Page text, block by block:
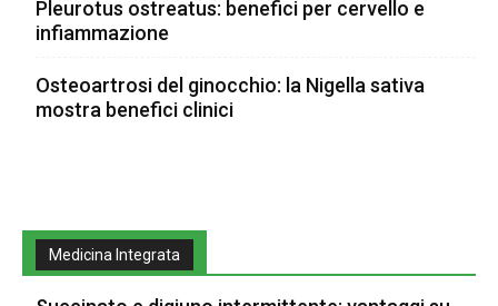
Pleurotus ostreatus: benefici per cervello e
infiammazione
Osteoartrosi del ginocchio: la Nigella sativa
mostra benefici clinici
Medicina Integrata